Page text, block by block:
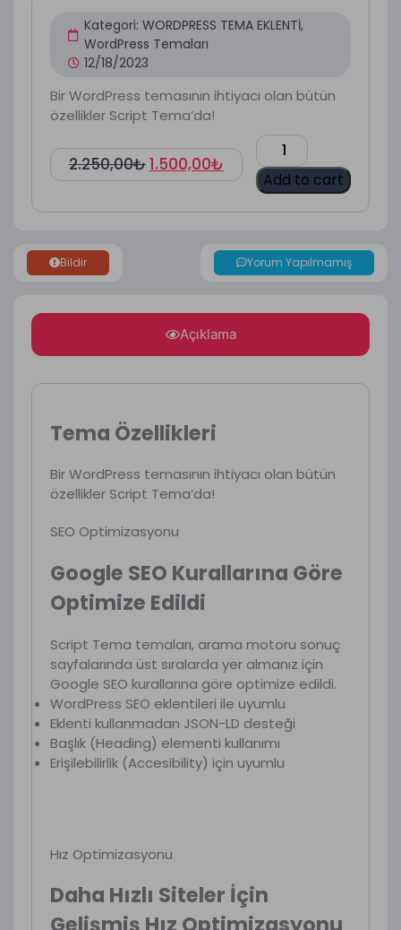
Kategori: WORDPRESS TEMA EKLENTİ,
WordPress Temaları
12/18/2023
Bir WordPress temasının ihtiyacı olan bütün
özellikler Script Tema’da!
2.250,00₺1.500,00₺
Add to cart
Bildir Yorum Yapılmamış
Açıklama
Tema Özellikleri
Bir WordPress temasının ihtiyacı olan bütün
özellikler Script Tema’da!
SEO Optimizasyonu
Google SEO Kurallarına Göre
Optimize Edildi
Script Tema temaları, arama motoru sonuç
sayfalarında üst sıralarda yer almanız için
Google SEO kurallarına göre optimize edildi.
WordPress SEO eklentileri ile uyumlu
Eklenti kullanmadan JSON-LD desteği
Başlık (Heading) elementi kullanımı
Erişilebilirlik (Accesibility) için uyumlu
Hız Optimizasyonu
Daha Hızlı Siteler İçin